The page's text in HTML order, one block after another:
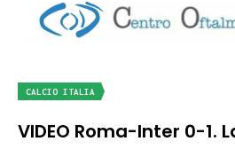
CALCIO ITALIA
VIDEO Roma-Inter 0-1.